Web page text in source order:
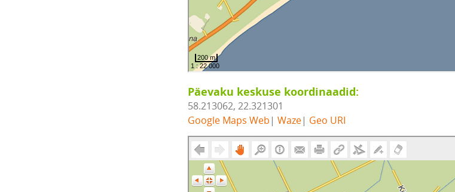
Päevaku keskuse koordinaadid:
58.213062, 22.321301
Google Maps Web | Waze| Geo URI